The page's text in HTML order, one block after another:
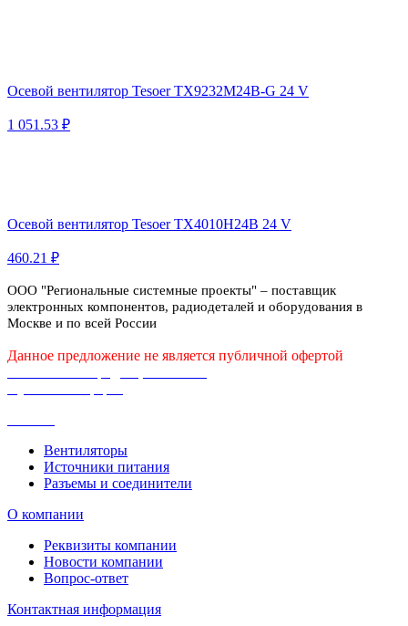
Осевой вентилятор Tesoer TX9232M24B-G 24 V
1 051.53 ₽
Осевой вентилятор Tesoer TX4010H24B 24 V
460.21 ₽
ООО "Региональные системные проекты" – поставщик
электронных компонентов, радиодеталей и оборудования в
Москве и по всей России
Данное предложение не является публичной офертой
Вентиляторы
Источники питания
Разъемы и соединители
О компании
Реквизиты компании
Новости компании
Вопрос-ответ
Контактная информация